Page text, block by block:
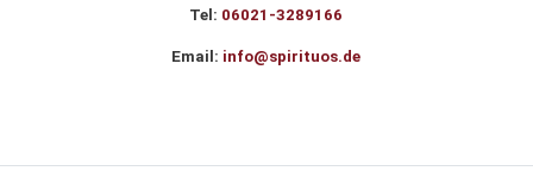
Tel: 06021-3289166
Email: ed.so
utiri
ps@of
ni